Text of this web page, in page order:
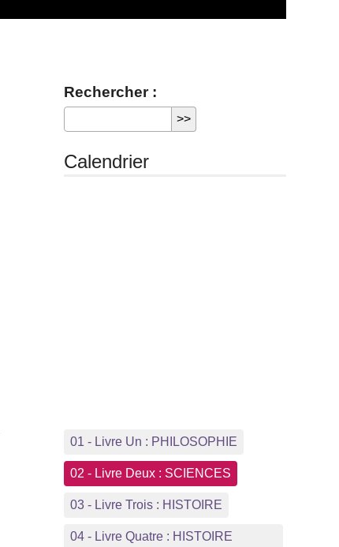
Rechercher :
Calendrier
01 - Livre Un : PHILOSOPHIE
02 - Livre Deux : SCIENCES
03 - Livre Trois : HISTOIRE
04 - Livre Quatre : HISTOIRE